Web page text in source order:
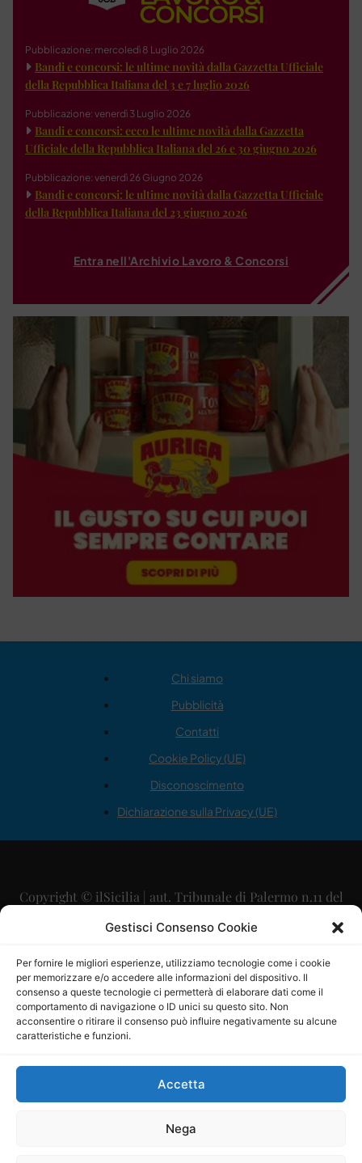
Gestisci Consenso Cookie
Per fornire le migliori esperienze, utilizziamo tecnologie come i cookie
per memorizzare e/o accedere alle informazioni del dispositivo. Il
consenso a queste tecnologie ci permetterà di elaborare dati come il
comportamento di navigazione o ID unici su questo sito. Non
acconsentire o ritirare il consenso può influire negativamente su alcune
caratteristiche e funzioni.
Accetta
Nega
Pubblicazione: mercoledì 8 Luglio 2026
Bandi e concorsi: le ultime novità dalla Gazzetta Ufficiale
della Repubblica Italiana del 3 e 7 luglio 2026
Pubblicazione: venerdì 3 Luglio 2026
Bandi e concorsi: ecco le ultime novità dalla Gazzetta
Ufficiale della Repubblica Italiana del 26 e 30 giugno 2026
Pubblicazione: venerdì 26 Giugno 2026
Bandi e concorsi: le ultime novità dalla Gazzetta Ufficiale
della Repubblica Italiana del 23 giugno 2026
Entra nell'Archivio Lavoro & Concorsi
Chi siamo
Pubblicità
Contatti
Cookie Policy (UE)
Disconoscimento
Dichiarazione sulla Privacy (UE)
Copyright © ilSicilia | aut. Tribunale di Palermo n.11 del
29/09/2015
Direttore Editoriale: Maurizio Scaglione
Direttore Responsabile: Maria Calabrese
P.IVA: 06334930820
Mercurio Comunicazione Società Cooperativa a r.l. è
iscritta al Registro degli Operatori di Comunicazione al